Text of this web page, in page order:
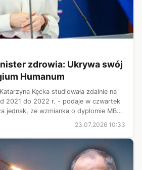
zdrowia: Ukrywa swój
Humanum
Kęcka studiowała zdalnie na
2021 do 2022 r. - podaje w czwartek
jednak, że wzmianka o dyplomie MBA
23.07.2026 10:33